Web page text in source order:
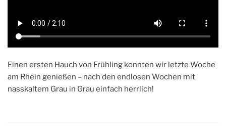
Einen ersten Hauch von Frühling konnten wir letzte Woche
am Rhein genießen – nach den endlosen Wochen mit
nasskaltem Grau in Grau einfach herrlich!